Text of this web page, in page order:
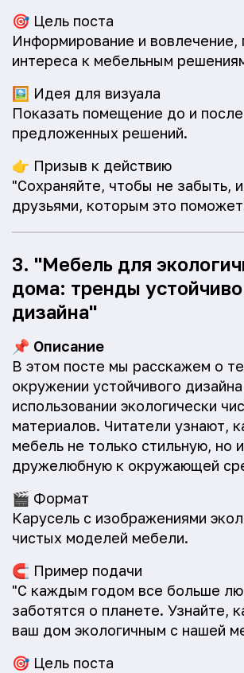
🎯 Цель поста
Информирование и
интереса к мебельным
🖼️ Идея для визуала
Показать помещение до и
предложенных решений.
👉 Призыв к действию
"Сохраняйте, чтобы не забыть,
друзьями, которым это
3. "Мебель для
дома: тренды
дизайна"
📌 Описание
В этом посте мы расскажем о
окружении устойчивого
использовании экологически
материалов. Читатели узнают,
мебель не только стильную, но и
дружелюбную к окружающей
🎬 Формат
Карусель с изображениями
чистых моделей мебели.
🧲 Пример подачи
"С каждым годом все больше
заботятся о планете. Узнайте,
ваш дом экологичным с нашей
🎯 Цель поста